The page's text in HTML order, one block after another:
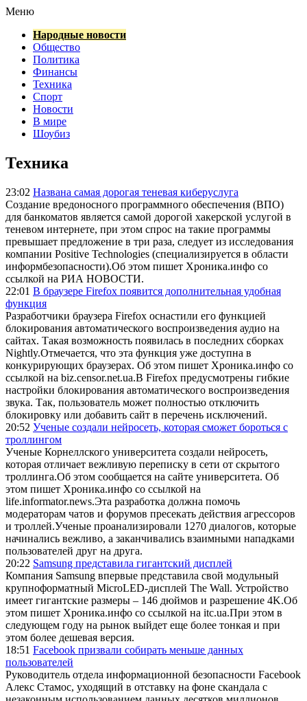
Меню
Народные новости
Общество
Политика
Финансы
Техника
Спорт
Новости
В мире
Шоубиз
Техника
23:02 Названа самая дорогая теневая киберуслуга
Создание вредоносного программного обеспечения (ВПО)
для банкоматов является самой дорогой хакерской услугой в
теневом интернете, при этом спрос на такие программы
превышает предложение в три раза, следует из исследования
компании Positive Technologies (специализируется в области
информбезопасности).Об этом пишет Хроника.инфо со
ссылкой на РИА НОВОСТИ.
22:01 В браузере Firefox появится дополнительная удобная
функция
Разработчики браузера Firefox оснастили его функцией
блокирования автоматического воспроизведения аудио на
сайтах. Такая возможность появилась в последних сборках
Nightly.Отмечается, что эта функция уже доступна в
конкурирующих браузерах. Об этом пишет Хроника.инфо со
ссылкой на biz.censor.net.ua.В Firefox предусмотрены гибкие
настройки блокирования автоматического воспроизведения
звука. Так, пользователь может полностью отключить
блокировку или добавить сайт в перечень исключений.
20:52 Ученые создали нейросеть, которая сможет бороться с
троллингом
Ученые Корнеллского университета создали нейросеть,
которая отличает вежливую переписку в сети от скрытого
троллинга.Об этом сообщается на сайте университета. Об
этом пишет Хроника.инфо со ссылкой на
life.informator.news.Эта разработка должна помочь
модераторам чатов и форумов пресекать действия агрессоров
и троллей.Ученые проанализировали 1270 диалогов, которые
начинались вежливо, а заканчивались взаимными нападками
пользователей друг на друга.
20:22 Samsung представила гигантский дисплей
Компания Samsung впервые представила свой модульный
крупноформатный MicroLED-дисплей The Wall. Устройство
имеет гигантские размеры – 146 дюймов и разрешение 4K.Об
этом пишет Хроника.инфо со ссылкой на itc.ua.При этом в
следующем году на рынок выйдет еще более тонкая и при
этом более дешевая версия.
18:51 Facebook призвали собирать меньше данных
пользователей
Руководитель отдела информационной безопасности Facebook
Алекс Стамос, уходящий в отставку на фоне скандала с